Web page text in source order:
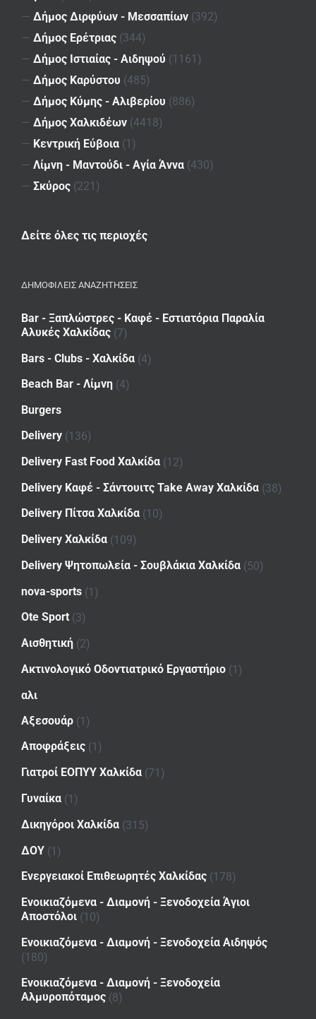
— Δήμος Διρφύων - Μεσσαπίων (392)
— Δήμος Ερέτριας (344)
— Δήμος Ιστιαίας - Αιδηψού (1161)
— Δήμος Καρύστου (485)
— Δήμος Κύμης - Αλιβερίου (886)
— Δήμος Χαλκιδέων (4418)
— Κεντρική Εύβοια (1)
— Λίμνη - Μαντούδι - Αγία Άννα (430)
— Σκύρος (221)
Δείτε όλες τις περιοχές
ΔΗΜΟΦΙΛΕΙΣ ΑΝΑΖΗΤΗΣΕΙΣ
Bar - Ξαπλώστρες - Καφέ - Εστιατόρια Παραλία
Αλυκές Χαλκίδας (7)
Bars - Clubs - Χαλκίδα (4)
Beach Bar - Λίμνη (4)
Burgers
Delivery (136)
Delivery Fast Food Χαλκίδα (12)
Delivery Καφέ - Σάντουιτς Take Away Χαλκίδα (38)
Delivery Πίτσα Χαλκίδα (10)
Delivery Χαλκίδα (109)
Delivery Ψητοπωλεία - Σουβλάκια Χαλκίδα (50)
nova-sports (1)
Ote Sport (3)
Αισθητική (2)
Ακτινολογικό Οδοντιατρικό Εργαστήριο (1)
αλι
Αξεσουάρ (1)
Αποφράξεις (1)
Γιατροί ΕΟΠΥΥ Χαλκίδα (71)
Γυναίκα (1)
Δικηγόροι Χαλκίδα (315)
ΔΟΥ (1)
Ενεργειακοί Επιθεωρητές Χαλκίδας (178)
Ενοικιαζόμενα - Διαμονή - Ξενοδοχεία Άγιοι
Αποστόλοι (10)
Ενοικιαζόμενα - Διαμονή - Ξενοδοχεία Αιδηψός
(180)
Ενοικιαζόμενα - Διαμονή - Ξενοδοχεία
Αλμυροπόταμος (8)